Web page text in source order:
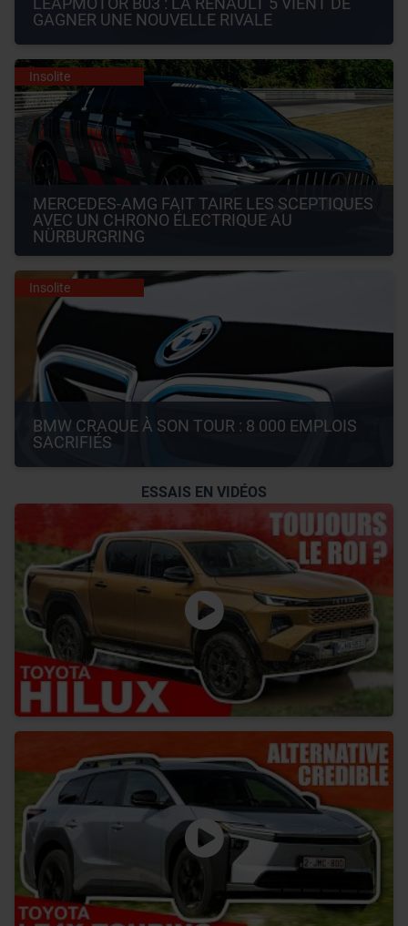
GAGNER UNE NOUVELLE RIVALE
Insolite
MERCEDES-AMG FAIT TAIRE LES SCEPTIQUES
AVEC UN CHRONO ÉLECTRIQUE AU
NÜRBURGRING
Insolite
BMW CRAQUE À SON TOUR : 8 000 EMPLOIS
SACRIFIÉS
ESSAIS EN VIDÉOS